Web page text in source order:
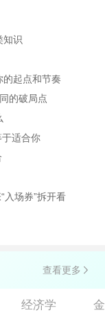
知识
的起点和节奏
的破局点
适合你
入场券”拆开看
查看更多
经济学